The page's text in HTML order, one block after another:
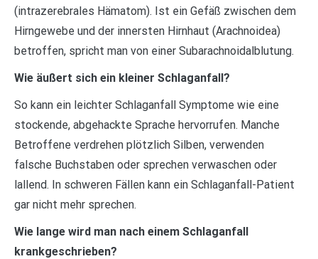
(intrazerebrales Hämatom). Ist ein Gefäß zwischen dem
Hirngewebe und der innersten Hirnhaut (Arachnoidea)
betroffen, spricht man von einer Subarachnoidalblutung.
Wie äußert sich ein kleiner Schlaganfall?
So kann ein leichter Schlaganfall Symptome wie eine
stockende, abgehackte Sprache hervorrufen. Manche
Betroffene verdrehen plötzlich Silben, verwenden
falsche Buchstaben oder sprechen verwaschen oder
lallend. In schweren Fällen kann ein Schlaganfall-Patient
gar nicht mehr sprechen.
Wie lange wird man nach einem Schlaganfall
krankgeschrieben?